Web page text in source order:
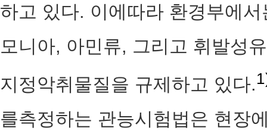
하고 있다. 이에따라 환경부에
모니아, 아민류, 그리고 휘발성
지정악취물질을 규제하고 있다.
를측정하는 관능시험법은 현장